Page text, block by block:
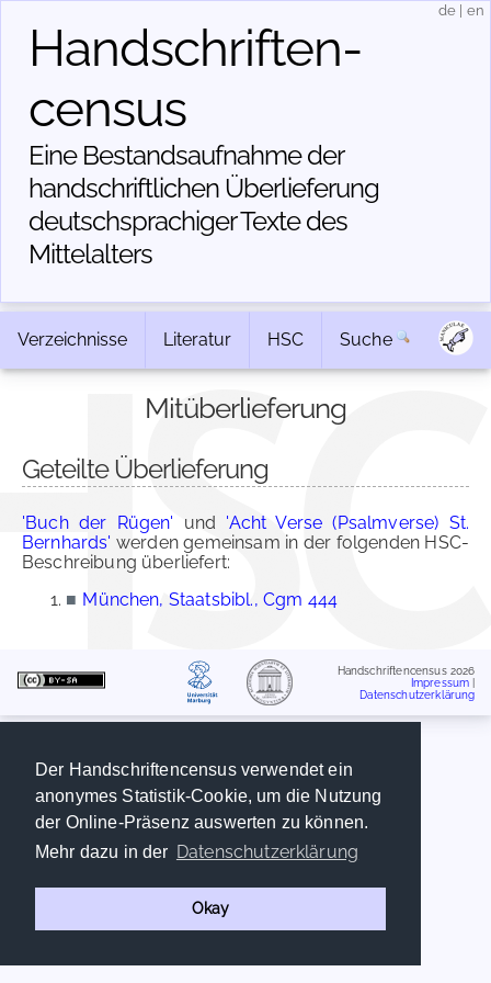
Der Handschriftencensus verwendet ein
anonymes Statistik-Cookie, um die Nutzung
der Online-Präsenz auswerten zu können.
Mehr dazu in der Datenschutzerklärung
Okay
Handschriften­
census
Eine Bestandsaufnahme der
handschriftlichen Über­lieferung
deutschsprachiger Texte des
Mittelalters
de en
Verzeichnisse Literatur HSC Suche
Mitüberlieferung
Geteilte Überlieferung
'Buch der Rügen' und 'Acht Verse (Psalmverse) St.
Bernhards' werden gemeinsam in der folgenden HSC-
Beschreibung überliefert:
■ München, Staatsbibl., Cgm 444
Handschriftencensus 2026
Impressum
Datenschutzerklärung